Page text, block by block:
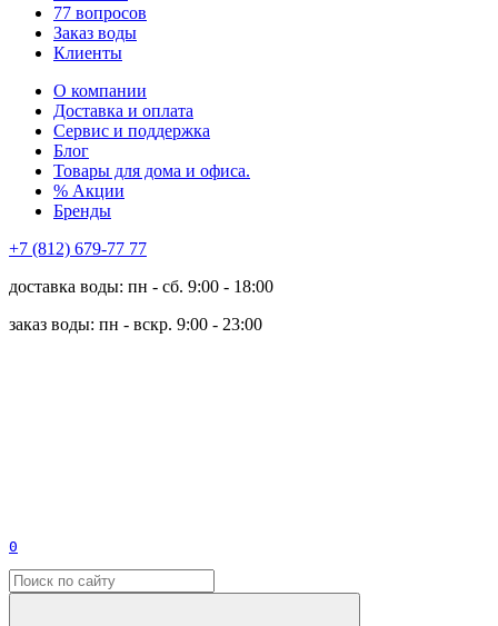
77 вопросов
Заказ воды
Клиенты
О компании
Доставка и оплата
Сервис и поддержка
Блог
Товары для дома и офиса.
% Акции
Бренды
+7 (812) 679-77 77
доставка воды: пн - сб. 9:00 - 18:00
заказ воды: пн - вскр. 9:00 - 23:00
0